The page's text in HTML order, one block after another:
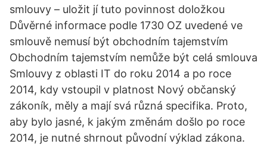
smlouvy – uložit jí tuto povinnost doložkou
Důvěrné informace podle 1730 OZ uvedené ve
smlouvě nemusí být obchodním tajemstvím
Obchodním tajemstvím nemůže být celá smlouva
Smlouvy z oblasti IT do roku 2014 a po roce
2014, kdy vstoupil v platnost Nový občanský
zákoník, měly a mají svá různá specifika. Proto,
aby bylo jasné, k jakým změnám došlo po roce
2014, je nutné shrnout původní výklad zákona.